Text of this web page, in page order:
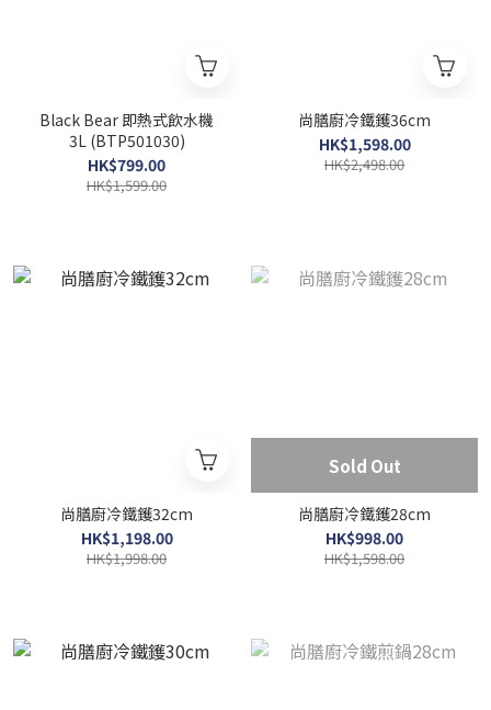
Black Bear 即熱式飲水機
3L (BTP501030)
HK$799.00
HK$1,599.00
尚膳廚冷鐵鑊36cm
HK$1,598.00
HK$2,498.00
尚膳廚冷鐵鑊32cm
HK$1,198.00
HK$1,998.00
Sold Out
尚膳廚冷鐵鑊28cm
HK$998.00
HK$1,598.00